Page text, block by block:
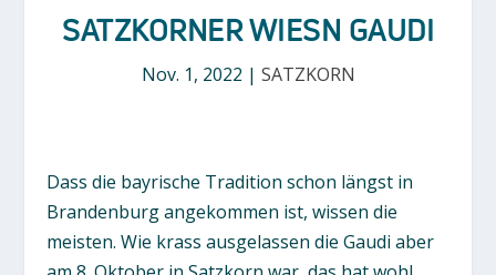
SATZKORNER WIESN GAUDI
Nov. 1, 2022 | SATZKORN
Dass die bayrische Tradition schon längst in
Brandenburg angekommen ist, wissen die
meisten. Wie krass ausgelassen die Gaudi aber